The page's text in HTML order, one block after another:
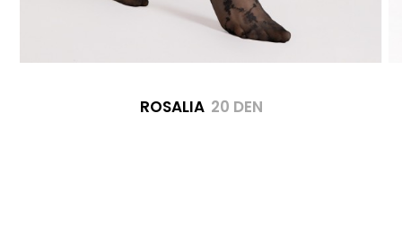
ROSALIA 20 DEN